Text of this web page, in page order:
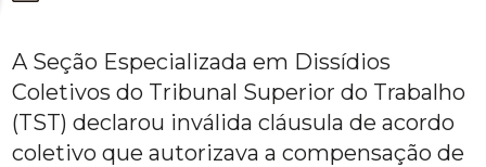
A Seção Especializada em Dissídios
Coletivos do Tribunal Superior do Trabalho
(TST) declarou inválida cláusula de acordo
coletivo que autorizava a compensação de